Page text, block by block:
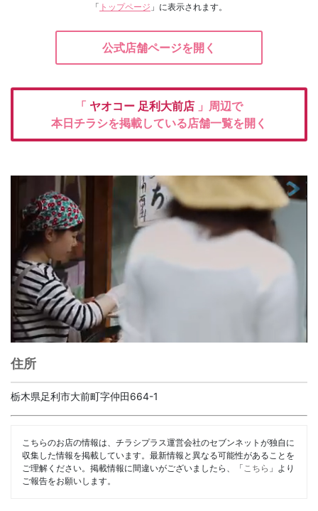
「 トップページ 」に表示されます。
公式店舗ページを開く
「 ヤオコー 足利大前店 」周辺で
本日チラシを掲載している店舗一覧を開く
住所
栃木県足利市大前町字仲田664-1
こちらのお店の情報は、チラシプラス運営会社のセブンネットが独自に
収集した情報を掲載しています。最新情報と異なる可能性があることを
ご理解ください。掲載情報に間違いがございましたら、「 こちら 」より
ご報告をお願いします。